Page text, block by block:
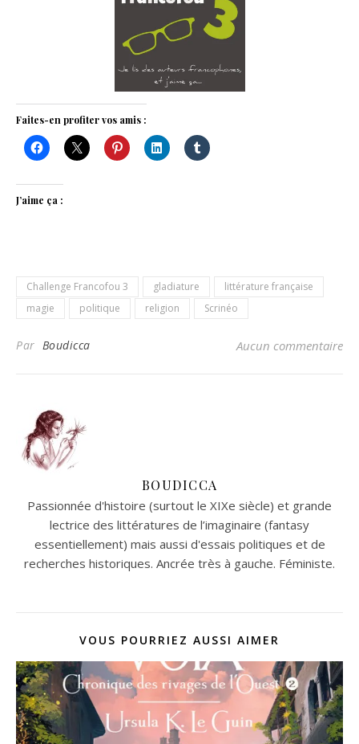
Faites-en profiter vos amis :
J’aime ça :
Challenge Francofou 3 gladiature
littérature française
magie
politique religion Scrinéo
Par Boudicca Aucun commentaire
BOUDICCA
Passionnée d'histoire (surtout le XIXe siècle) et grande
lectrice des littératures de l’imaginaire (fantasy
essentiellement) mais aussi d'essais politiques et de
recherches historiques. Ancrée très à gauche. Féministe.
VOUS POURRIEZ AUSSI AIMER